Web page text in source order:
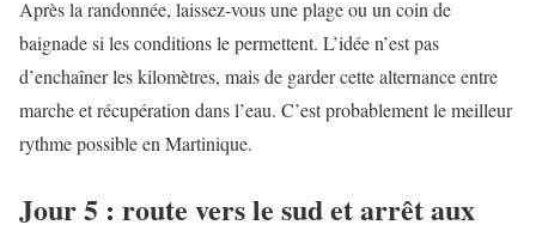
Après la randonnée, laissez-vous une plage ou un coin de
baignade si les conditions le permettent. L’idée n’est pas
d’enchaîner les kilomètres, mais de garder cette alternance entre
marche et récupération dans l’eau. C’est probablement le meilleur
rythme possible en Martinique.
Jour 5 : route vers le sud et arrêt aux